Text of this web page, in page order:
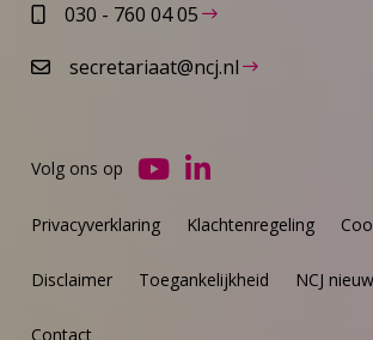
030 - 760 04 05
secretariaat@ncj.nl
Privacyverklaring Klachtenregeling
Disclaimer Toegankelijkheid NCJ
Contact
Volg ons op
Ga
YouTube
Ga
LinkedIn